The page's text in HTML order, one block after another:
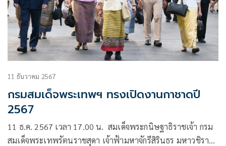
11 ธันวาคม 2567
กรมสมเด็จพระเทพฯ ทรงเปิดงานกาชาดปี
2567
11 ธ.ค. 2567 เวลา 17.00 น. สมเด็จพระกนิษฐาธิราชเจ้า กรม
สมเด็จพระเทพรัตนราชสุดา เจ้าฟ้ามหาจักรีสิรินธร มหาวชิราลง